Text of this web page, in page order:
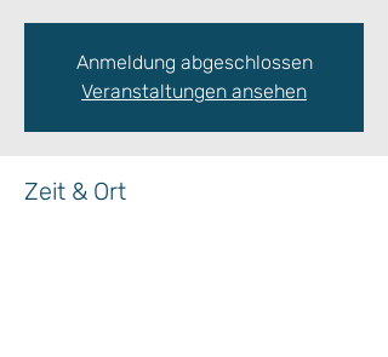
Anmeldung abgeschlossen
Veranstaltungen ansehen
Zeit & Ort